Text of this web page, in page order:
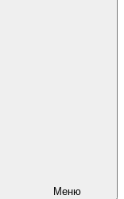
Меню